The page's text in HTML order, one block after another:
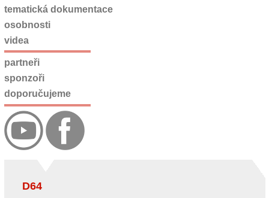
D64
tematická dokumentace
osobnosti
videa
partneři
sponzoři
doporučujeme